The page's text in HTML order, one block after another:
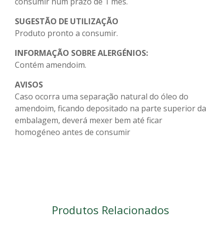
SUGESTÃO DE UTILIZAÇÃO
Produto pronto a consumir.
INFORMAÇÃO SOBRE ALERGÉNIOS:
Contém amendoim.
AVISOS
Caso ocorra uma separação natural do óleo do
amendoim, ficando depositado na parte superior da
embalagem, deverá mexer bem até ficar
homogéneo antes de consumir
Produtos Relacionados